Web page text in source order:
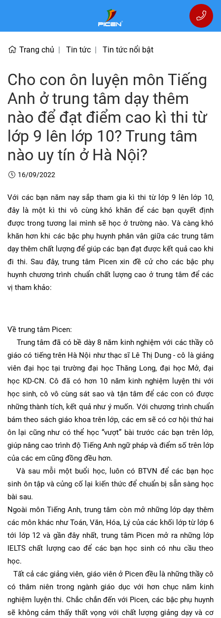
Trang chủ Tin tức Tin tức nổi bật
Cho con ôn luyện môn Tiếng
Anh ở trung tâm dạy thêm
nào để đạt điểm cao kì thi từ
lớp 9 lên lớp 10? Trung tâm
nào uy tín ở Hà Nội?
16/09/2022
Với các bạn năm nay sắp tham gia kì thi từ lớp 9 lên lớp 10,
đây là một kì thi vô cùng khó khăn để các bạn quyết định
được trong tương lai mình sẽ học ở trường nào. Và càng khó
khăn hơn khi các bậc phụ huynh phân vân giữa các trung tâm
dạy thêm chất lượng để giúp các bạn đạt được kết quả cao khi
đi thi. Sau đây, trung tâm Picen xin đề cử cho các bậc phụ
huynh chương trình chuẩn chất lượng cao ở trung tâm để các
vị tham khảo:
Về trung tâm Picen:
Trung tâm đã có bề dày 8 năm kinh nghiệm với các thầy cô
giáo có tiếng trên Hà Nội như thạc sĩ Lê Thị Dung - cô là giảng
viên đại học tại trường đại học Thăng Long, đại học Mở, đại
học KD-CN. Cô đã có hơn 10 năm kinh nghiệm luyện thi với
học sinh, cô vô cùng sát sao và tận tâm để các con có được
những thành tích, kết quả như ý muốn. Với chương trình chuẩn
bám theo sách giáo khoa trên lớp, các em sẽ có cơ hội thứ hai
ôn lại cũng như có thể học “vượt” bài trước các bạn trên lớp,
giúp nâng cao trình độ Tiếng Anh ngữ pháp và điểm số trên lớp
của các em cũng đồng đều hơn.
Và sau mỗi một buổi học, luôn có BTVN để các bạn học
sinh ôn tập và củng cố lại kiến thức để chuẩn bị sẵn sàng học
bài sau.
Ngoài môn Tiếng Anh, trung tâm còn mở những lớp dạy thêm
các môn khác như Toán, Văn, Hóa, Lý của các khối lớp từ lớp 6
tới lớp 12 và gần đây nhất, trung tâm Picen mở ra những lớp
IELTS chất lượng cao để các bạn học sinh có nhu cầu theo
học.
Tất cả các giảng viên, giáo viên ở Picen đều là những thầy cô
có thâm niên trong ngành giáo dục với hơn chục năm kinh
nghiệm luyện thi. Chắc chắn đến với Picen, các bậc phụ huynh
sẽ không cảm thấy thất vọng với chất lượng giảng dạy và cơ